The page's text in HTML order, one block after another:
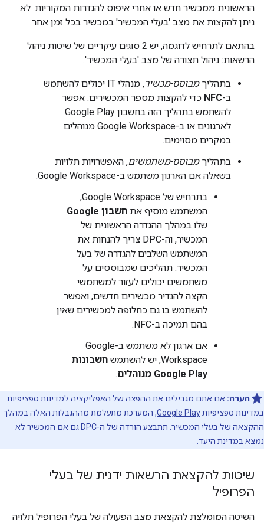
הראשונית ממכשיר חדש או אחרי איפוס להגדרות המקוריות. לא
ניתן להקצות את מצב 'בעלי המכשיר' במכשיר בכל זמן אחר.
בהתאם לתרחיש לדוגמה, יש 2 סוגים עיקריים של שיטות ניהול
הרשאות: ניהול תצורה של מצב 'בעלי המכשיר'.
בתהליךמבוסס-מכשיר
, מנהלי IT יכולים להשתמש
ב-NFC כדי להקצות מספר המכשירים. אפשר
להשתמש בתהליך הזה בחשבון Google Play
לארגונים או ב-Google Workspace מנוהלים
במקרים מסוימים.
בתהליךמבוסס-משתמשים, האפשרויות תלויות
בשאלה אם הארגון משתמש ב-Google Workspace.
בתרחיש של Google Workspace,
המשתמש מוסיף את חשבון Google
שלו במהלך ההגדרה הראשונית של
המכשיר, וה-DPC צריך להנחות את
המשתמש השלבים להגדרה של בעל
המכשיר. תהליכים שמבוססים על
משתמשים יכולים לעזור למשתמשי
הקצה להגדיר מכשירים חדשים, ואפשר
להשתמש בו גם כחלופה למכשירים שאין
בהם תמיכה ב-NFC.
אם ארגון לא משתמש ב-Google
Workspace, יש להשתמש
חשבונות
Google Play מנוהלים
.
הערה: אם אתם מגבילים את ההפצה של האפליקציה למדינות ספציפיות
במדינות ספציפיותGoogle Play, המערכת מתעלמת מההגבלות האלה במהלך
ההקצאה של בעלי המכשיר. תתבצע הורדה של ה-DPC גם אם המכשיר לא
נמצא במדינת היעד.
שיטות להקצאת הרשאות ידנית של בעלי
הפרופיל
השיטה המומלצת להקצאת מצב הפעולה של בעלי הפרופיל תלויה